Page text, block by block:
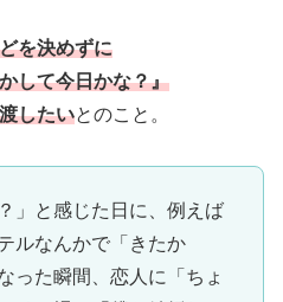
を決めずに
して今日かな？』
したいとのこと。
」と感じた日に、例えば
ルなんかで「きたか
った瞬間、恋人に「ちょ